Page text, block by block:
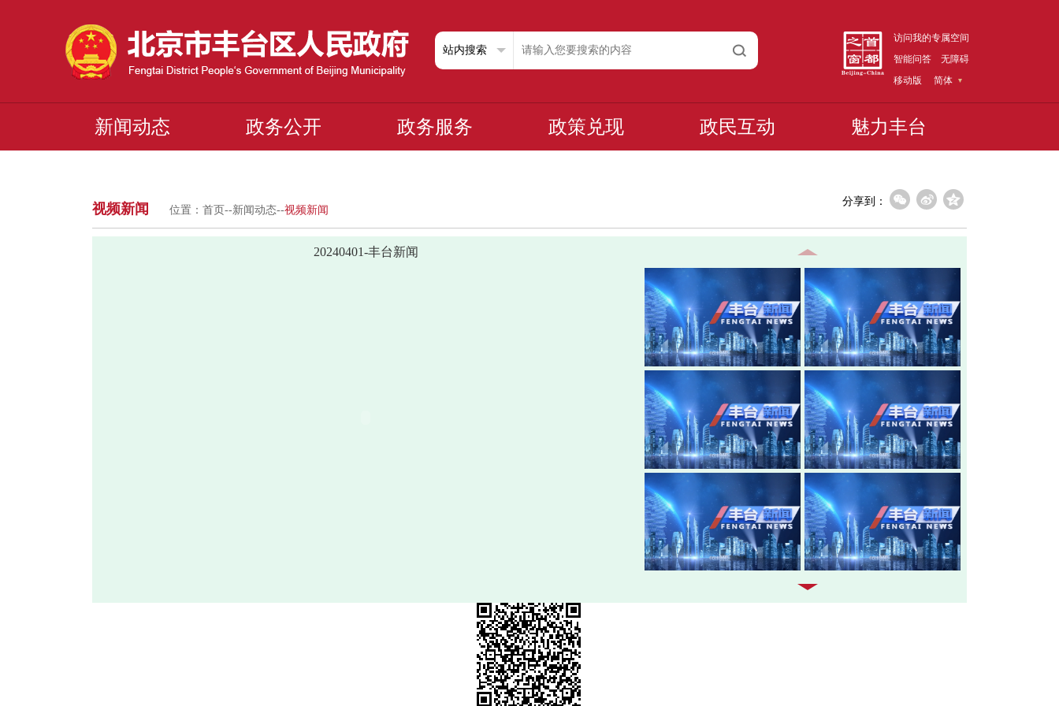
访问我的专属空间
智能问答
无障碍
移动版
简体
新闻动态 政务公开 政务服务 政策兑现 政民互动 魅力丰台
视频新闻 位置： 首页 --新闻动态--视频新闻
分享到：
20240401-丰台新闻
20260805-丰台新闻
20260803-丰台新闻
20260730-丰台新闻